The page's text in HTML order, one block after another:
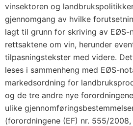
vinsektoren og
gjennomgang av hvilke
lagt til grunn for skriving av EØS-
rettsaktene om vin, herunder
tilpasningstekster med videre.
leses i sammenheng med EØS-
markedsordning for
og de tre andre nye
ulike
(forordningene (EF) nr. 555/